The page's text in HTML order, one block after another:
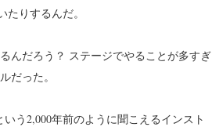
りするんだ。
んだろう？ ステージでやることが多すぎ
だった。
う2,000年前のように聞こえるインスト